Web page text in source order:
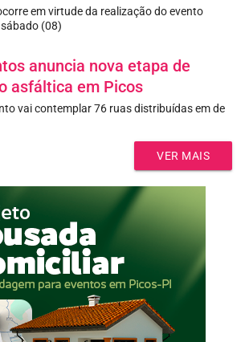
em virtude da realização do evento
sábado (08)
anuncia nova etapa de
asfáltica em Picos
vai contemplar 76 ruas distribuídas em de
VER MAIS